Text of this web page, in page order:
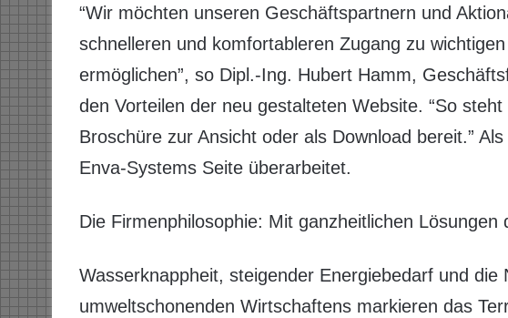
“Wir möchten unseren Geschäftspartnern und
schnelleren und komfortableren Zugang zu
ermöglichen”, so Dipl.-Ing. Hubert Hamm,
den Vorteilen der neu gestalteten Website. “So
Broschüre zur Ansicht oder als Download bereit.”
Enva-Systems Seite überarbeitet.
Die Firmenphilosophie: Mit ganzheitlichen Lösungen
Wasserknappheit, steigender Energiebedarf und die
umweltschonenden Wirtschaftens markieren das